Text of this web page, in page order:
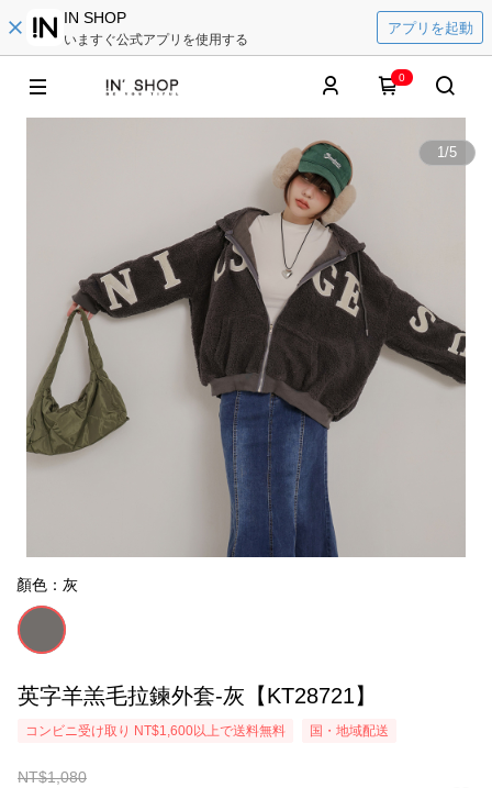
IN SHOP
いますぐ公式アプリを使用する
アプリを起動
0
1/5
顏色：灰
英字羊羔毛拉鍊外套-灰【KT28721】
コンビニ受け取り NT$1,600以上で送料無料 国・地域配送
NT$1,080